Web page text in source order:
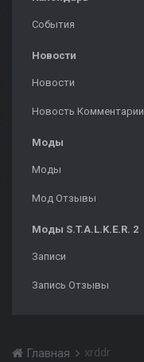
События
Новости
Новости
Новость Комментарии
Моды
Моды
Мод Отзывы
Моды S.T.A.L.K.E.R. 2
Записи
Запись Отзывы
Главная xrddr